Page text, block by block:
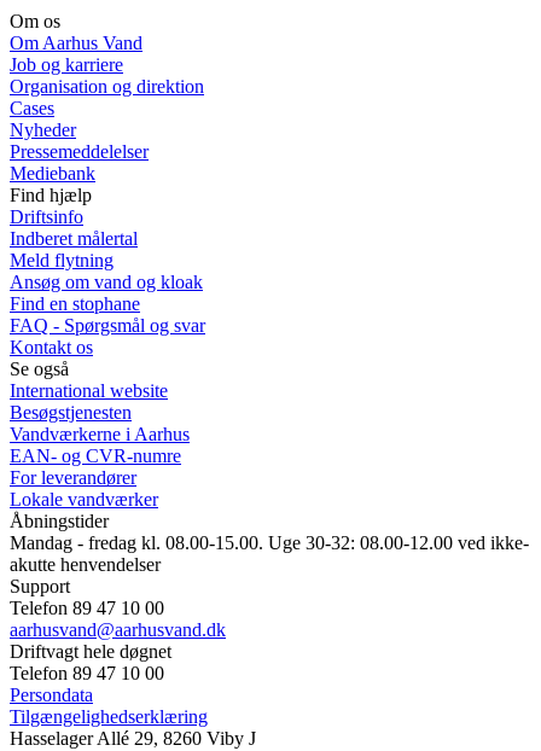
Om os
Om Aarhus Vand
Job og karriere
Organisation og direktion
Cases
Nyheder
Pressemeddelelser
Mediebank
Find hjælp
Driftsinfo
Indberet målertal
Meld flytning
Ansøg om vand og kloak
Find en stophane
FAQ - Spørgsmål og svar
Kontakt os
Se også
International website
Besøgstjenesten
Vandværkerne i Aarhus
EAN- og CVR-numre
For leverandører
Lokale vandværker
Åbningstider
Mandag - fredag kl. 08.00-15.00. Uge 30-32: 08.00-12.00 ved ikke-
akutte henvendelser
Support
Telefon 89 47 10 00
aarhusvand@aarhusvand.dk
Driftvagt hele døgnet
Telefon 89 47 10 00
Persondata
Tilgængelighedserklæring
Hasselager Allé 29, 8260 Viby J